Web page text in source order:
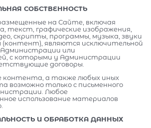
СОБСТВЕННОСТЬ
на Сайте, включая
текст, графические изображения,
скрипты, программы, музыка, звуки
(контент), являются исключительной
или
с которыми у Администрации
договоры.
контента, а также любых иных
возможно только с письменного
Любое
использование материалов
И ОБРАБОТКА ДАННЫХ